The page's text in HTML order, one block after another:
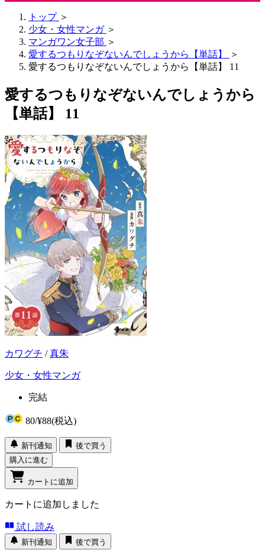
トップ ＞
少女・女性マンガ ＞
マンガワン女子部 ＞
愛するつもりなぞないんでしょうから【単話】
＞
愛するつもりなぞないんでしょうから【単話】 11
愛するつもりなぞないんでしょうから
【単話】 11
カワグチ /真朱
少女・女性マンガ
完結
80/¥88(税込)
新刊通知
後で買う
購入に進む
カートに追加
カートに追加しました
試し読み
新刊通知 後で買う